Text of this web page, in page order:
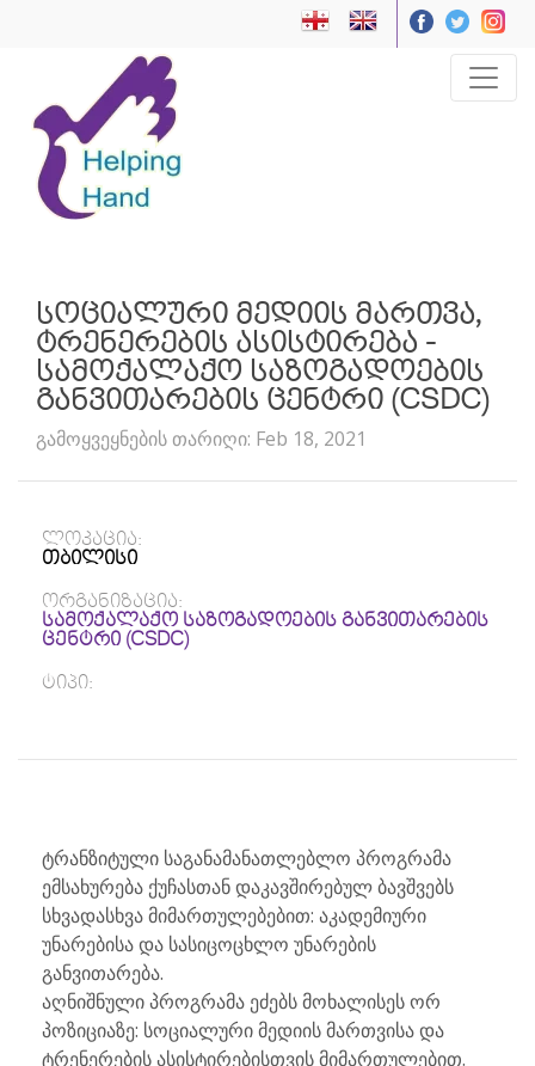
სოციალური მედიის მართვა,
ტრენერების ასისტირება -
სამოქალაქო საზოგადოების
განვითარების ცენტრი (CSDC)
გამოყვეყნების თარიღი: Feb 18, 2021
ლოკაცია:
თბილისი
ორგანიზაცია:
სამოქალაქო საზოგადოების განვითარების
ცენტრი (CSDC)
ტიპი:
ტრანზიტული საგანამანათლებლო პროგრამა
ემსახურება ქუჩასთან დაკავშირებულ ბავშვებს
სხვადასხვა მიმართულებებით: აკადემიური
უნარებისა და სასიცოცხლო უნარების
განვითარება.
აღნიშნული პროგრამა ეძებს მოხალისეს ორ
პოზიციაზე: სოციალური მედიის მართვისა და
ტრენერების ასისტირებისთვის მიმართულებით.